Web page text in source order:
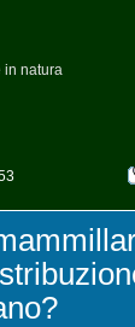
in natura